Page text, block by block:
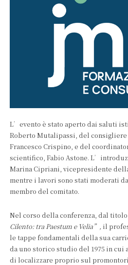
L’evento è stato aperto dai saluti
Roberto Mutalipassi, del
Francesco Crispino, e del
scientifico, Fabio Astone.
Marina Cipriani, vicepresidente
mentre i lavori sono stati moderati
membro del comitato.
Nel corso della conferenza, dal titolo
Cilento: tra Paestum e Velia”, il
le tappe fondamentali della sua
da uno storico studio del 1975 in cui
di localizzare proprio sul